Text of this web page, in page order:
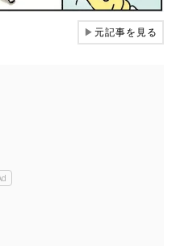
▶元記事を見る